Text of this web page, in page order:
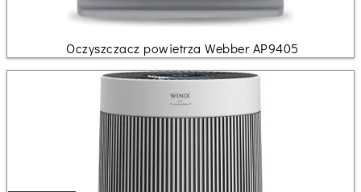
Oczyszczacz powietrza Webber AP9405